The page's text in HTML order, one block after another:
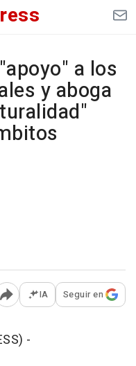
a los
y aboga
Abrir opciones para
IA Seguir en
-